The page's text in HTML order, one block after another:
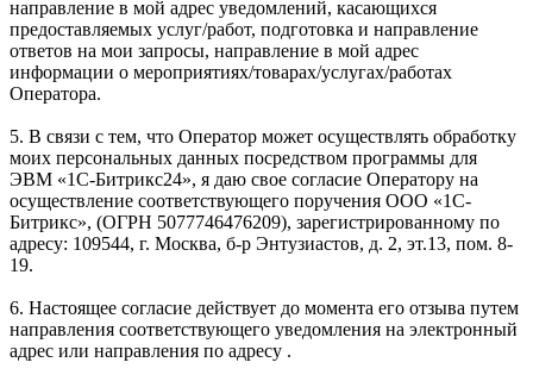
направление в мой адрес уведомлений, касающихся
предоставляемых услуг/работ, подготовка и направление
ответов на мои запросы, направление в мой адрес
информации о мероприятиях/товарах/услугах/работах
Оператора.
5. В связи с тем, что Оператор может осуществлять обработку
моих персональных данных посредством программы для
ЭВМ «1С-Битрикс24», я даю свое согласие Оператору на
осуществление соответствующего поручения ООО «1С-
Битрикс», (ОГРН 5077746476209), зарегистрированному по
адресу: 109544, г. Москва, б-р Энтузиастов, д. 2, эт.13, пом. 8-
19.
6. Настоящее согласие действует до момента его отзыва путем
направления соответствующего уведомления на электронный
адрес или направления по адресу .